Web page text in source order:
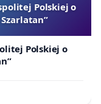
Polskiej o
Polskiej o